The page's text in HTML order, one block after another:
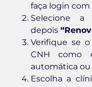
faça login com
Selecione
depois
Verifique se
CNH como
automática
Escolha a